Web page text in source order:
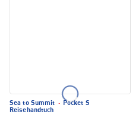
Sea to Summit · Pocket S
Reisehandtuch